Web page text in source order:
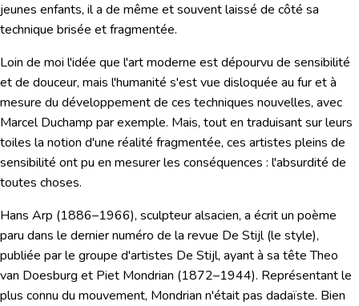
jeunes enfants, il a de même et souvent laissé de côté sa
technique brisée et fragmentée.
Loin de moi l'idée que l'art moderne est dépourvu de sensibilité
et de douceur, mais l'humanité s'est vue disloquée au fur et à
mesure du développement de ces techniques nouvelles, avec
Marcel Duchamp par exemple. Mais, tout en traduisant sur leurs
toiles la notion d'une réalité fragmentée, ces artistes pleins de
sensibilité ont pu en mesurer les conséquences : l'absurdité de
toutes choses.
Hans Arp (1886–1966), sculpteur alsacien, a écrit un poème
paru dans le dernier numéro de la revue De Stijl(le style),
publiée par le groupe d'artistes De Stijl, ayant à sa tête Theo
van Doesburg et Piet Mondrian (1872–1944). Représentant le
plus connu du mouvement, Mondrian n'était pas dadaïste. Bien